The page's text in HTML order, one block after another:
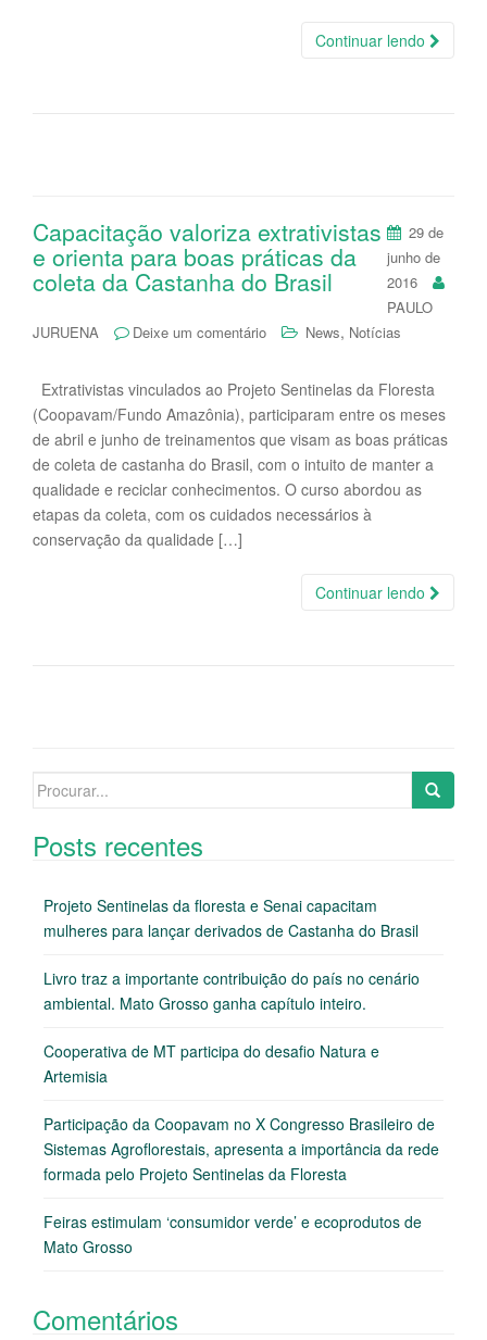
Continuar lendo
Capacitação valoriza extrativistas
e orienta para boas práticas da
coleta da Castanha do Brasil
29 de
junho de
2016
PAULO
JURUENA
Deixe um comentário News, Notícias
Extrativistas vinculados ao Projeto Sentinelas da Floresta
(Coopavam/Fundo Amazônia), participaram entre os meses
de abril e junho de treinamentos que visam as boas práticas
de coleta de castanha do Brasil, com o intuito de manter a
qualidade e reciclar conhecimentos. O curso abordou as
etapas da coleta, com os cuidados necessários à
conservação da qualidade […]
Continuar lendo
Search
Posts recentes
Projeto Sentinelas da floresta e Senai capacitam
mulheres para lançar derivados de Castanha do Brasil
Livro traz a importante contribuição do país no cenário
ambiental. Mato Grosso ganha capítulo inteiro.
Cooperativa de MT participa do desafio Natura e
Artemisia
Participação da Coopavam no X Congresso Brasileiro de
Sistemas Agroflorestais, apresenta a importância da rede
formada pelo Projeto Sentinelas da Floresta
Feiras estimulam ‘consumidor verde’ e ecoprodutos de
Mato Grosso
Comentários